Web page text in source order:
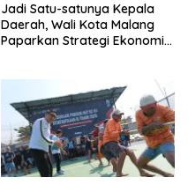
Jadi Satu-satunya Kepala
Daerah, Wali Kota Malang
Paparkan Strategi Ekonomi